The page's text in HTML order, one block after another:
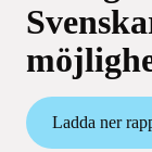
Ladda ner